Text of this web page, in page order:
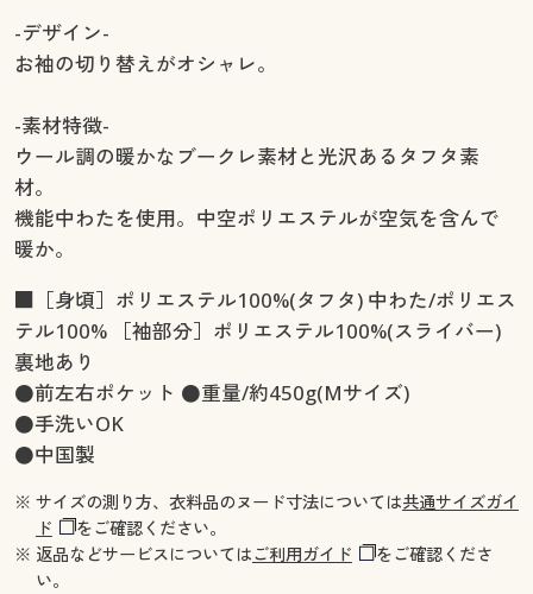
-デザイン-
お袖の切り替えがオシャレ。
-素材特徴-
ウール調の暖かなブークレ素材と光沢あるタフタ素
材。
機能中わたを使用。中空ポリエステルが空気を含んで
暖か。
■［身頃］ポリエステル100%(タフタ) 中わた/ポリエス
テル100% ［袖部分］ポリエステル100%(スライバー)
裏地あり
●前左右ポケット ●重量/約450g(Mサイズ)
●手洗いOK
●中国製
※ サイズの測り方、衣料品のヌード寸法については共通サイズガイ
ド
をご確認ください。
※ 返品などサービスについてはご利用ガイド
をご確認くださ
い。